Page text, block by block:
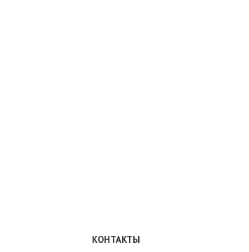
КОНТАКТЫ